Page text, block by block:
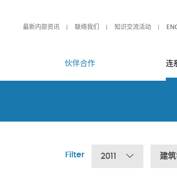
最新内部资讯 联络我们 知识交流活动
伙伴合作 连
Filter 2011 建